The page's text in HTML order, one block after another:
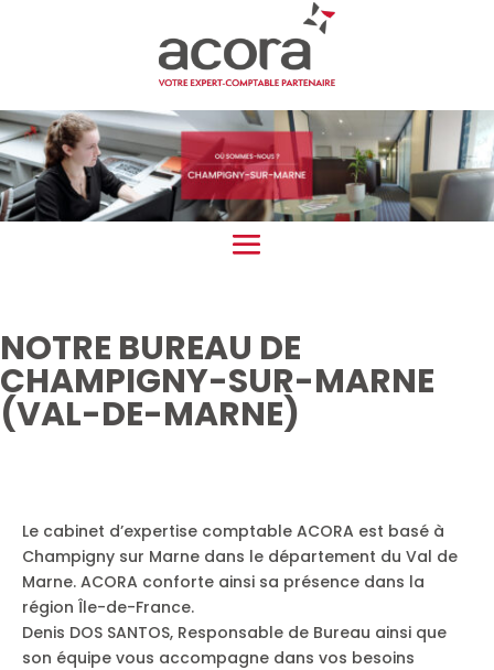
NOTRE BUREAU DE
CHAMPIGNY-SUR-MARNE
(VAL-DE-MARNE)
Le cabinet d’expertise comptable ACORA est basé à
Champigny sur Marne dans le département du Val de
Marne. ACORA conforte ainsi sa présence dans la
région Île-de-France.
Denis DOS SANTOS, Responsable de Bureau ainsi que
son équipe vous accompagne dans vos besoins